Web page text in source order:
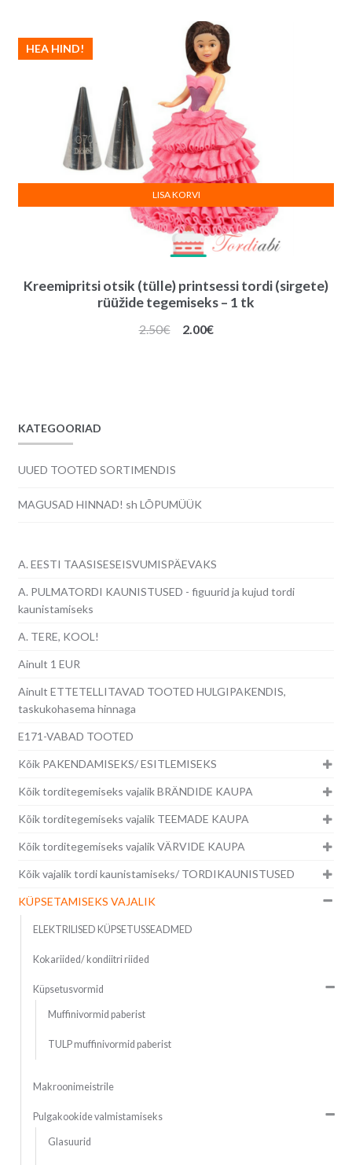
Kreemipritsi otsik (tülle) printsessi tordi (sirgete)
rüüžide tegemiseks – 1 tk
HEA HIND!
2.50€
Algne
2.00€Praegune
LISA KORVI
KATEGOORIAD
UUED TOOTED SORTIMENDIS
MAGUSAD HINNAD! sh LÕPUMÜÜK
A. EESTI TAASISESEISVUMISPÄEVAKS
A. PULMATORDI KAUNISTUSED - figuurid ja kujud tordi
kaunistamiseks
A. TERE, KOOL!
Ainult 1 EUR
Ainult ETTETELLITAVAD TOOTED HULGIPAKENDIS,
taskukohasema hinnaga
E171-VABAD TOOTED
Kõik PAKENDAMISEKS/ ESITLEMISEKS
Kõik torditegemiseks vajalik BRÄNDIDE KAUPA
Kõik torditegemiseks vajalik TEEMADE KAUPA
Kõik torditegemiseks vajalik VÄRVIDE KAUPA
Kõik vajalik tordi kaunistamiseks/ TORDIKAUNISTUSED
KÜPSETAMISEKS VAJALIK
ELEKTRILISED KÜPSETUSSEADMED
Kokariided/ kondiitri riided
Küpsetusvormid
Muffinivormid paberist
TULP muffinivormid paberist
Makroonimeistrile
Pulgakookide valmistamiseks
Glasuurid